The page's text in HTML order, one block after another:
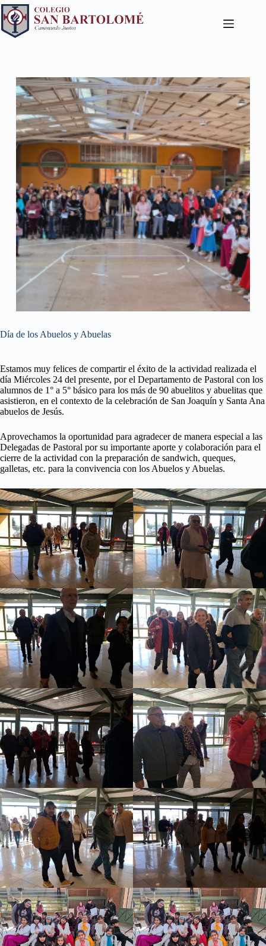
Día de los Abuelos y Abuelas
Estamos muy felices de compartir el éxito de la actividad realizada el
día Miércoles 24 del presente, por el Departamento de Pastoral con los
alumnos de 1° a 5° básico para los más de 90 abuelitos y abuelitas que
asistieron, en el contexto de la celebración de San Joaquín y Santa Ana
abuelos de Jesús.
Aprovechamos la oportunidad para agradecer de manera especial a las
Delegadas de Pastoral por su importante aporte y colaboración para el
cierre de la actividad con la preparación de sandwich, queques,
galletas, etc. para la convivencia con los Abuelos y Abuelas.